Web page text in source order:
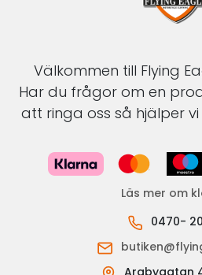
Välkommen till Flying
Har du frågor om en
att ringa oss så hjälper
Läs mer om
0470-
Arabygatan